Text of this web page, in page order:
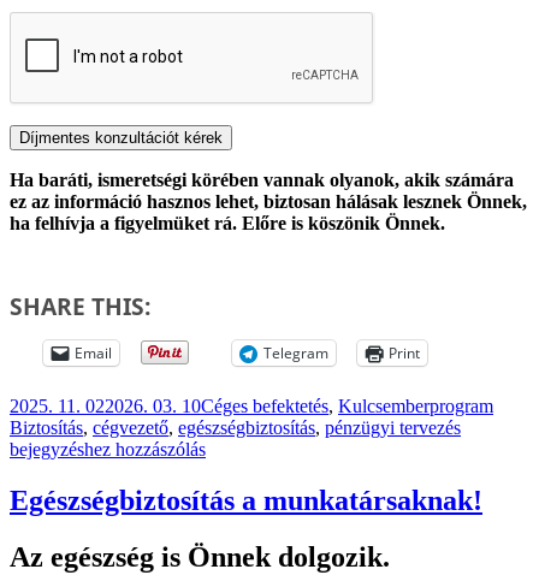
Ha baráti, ismeretségi körében vannak olyanok, akik számára
ez az információ hasznos lehet, biztosan hálásak lesznek Önnek,
ha felhívja a figyelmüket rá. Előre is köszönik Önnek.
SHARE THIS:
Email Telegram Print
Közzétéve
2025. 11. 022026. 03. 10Kategória
Céges befektetés, Kulcsemberprogram
Biztosítás, cégvezető, egészségbiztosítás, pénzügyi tervezésÖrökké
bejegyzéshez hozzászólás
Egészségbiztosítás a munkatársaknak!
Az egészség is Önnek dolgozik.